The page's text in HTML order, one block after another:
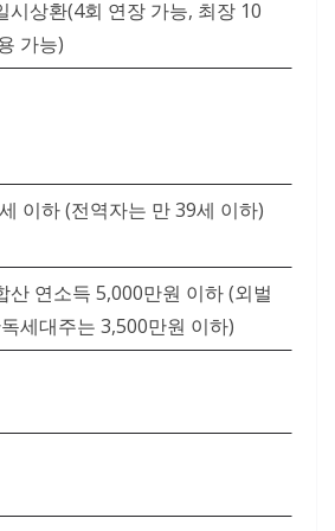
시상환(4회 연장 가능, 최장 10
가능)
이하 (전역자는 만 39세 이하)
산 연소득 5,000만원 이하 (외벌
세대주는 3,500만원 이하)